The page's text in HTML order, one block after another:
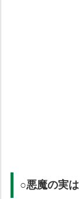
○悪魔の実は